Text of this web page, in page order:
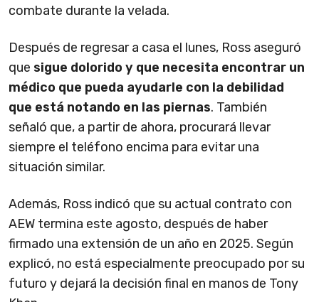
combate durante la velada.
Después de regresar a casa el lunes, Ross aseguró
que sigue dolorido y que necesita encontrar un
médico que pueda ayudarle con la debilidad
que está notando en las piernas. También
señaló que, a partir de ahora, procurará llevar
siempre el teléfono encima para evitar una
situación similar.
Además, Ross indicó que su actual contrato con
AEW termina este agosto, después de haber
firmado una extensión de un año en 2025. Según
explicó, no está especialmente preocupado por su
futuro y dejará la decisión final en manos de Tony